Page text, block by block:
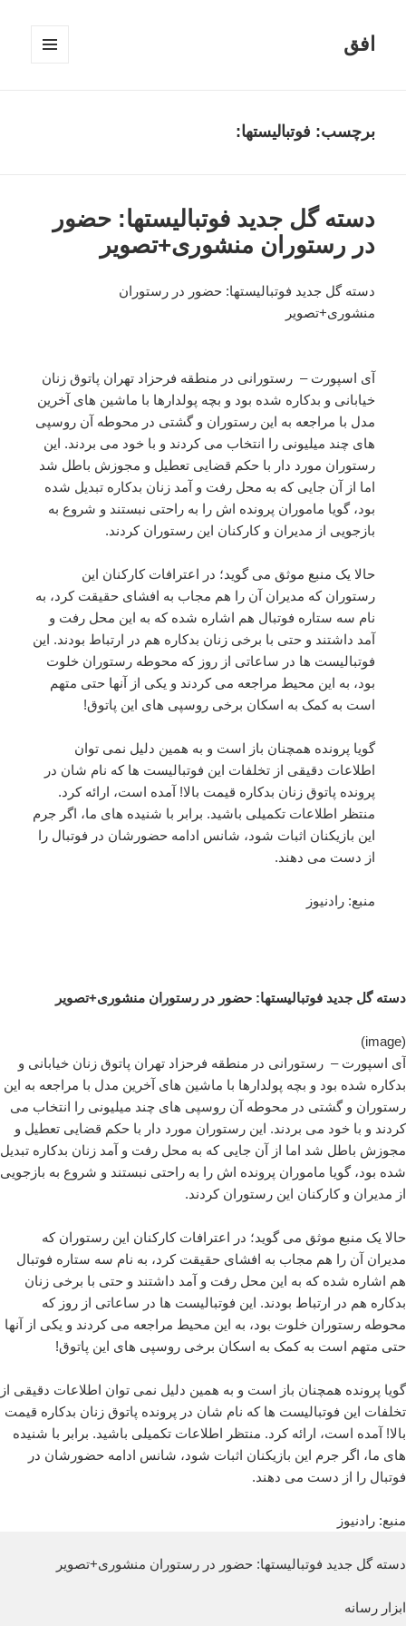
افق
برچسب: فوتبالیستها:
دسته گل جدید فوتبالیستها: حضور
در رستوران منشوری+تصویر
دسته گل جدید فوتبالیستها: حضور در رستوران
منشوری+تصویر
آی اسپورت – رستورانی در منطقه فرحزاد تهران پاتوق زنان
خیابانی و بدکاره شده بود و بچه پولدارها با ماشین های آخرین
مدل با مراجعه به این رستوران و گشتی در محوطه آن روسپی
های چند میلیونی را انتخاب می کردند و با خود می بردند. این
رستوران مورد دار با حکم قضایی تعطیل و مجوزش باطل شد
اما از آن جایی که به محل رفت و آمد زنان بدکاره تبدیل شده
بود، گویا ماموران پرونده اش را به راحتی نبستند و شروع به
بازجویی از مدیران و کارکنان این رستوران کردند.
حالا یک منبع موثق می گوید؛ در اعترافات کارکنان این
رستوران که مدیران آن را هم مجاب به افشای حقیقت کرد، به
نام سه ستاره فوتبال هم اشاره شده که به این محل رفت و
آمد داشتند و حتی با برخی زنان بدکاره هم در ارتباط بودند. این
فوتبالیست ها در ساعاتی از روز که محوطه رستوران خلوت
بود، به این محیط مراجعه می کردند و یکی از آنها حتی متهم
است به کمک به اسکان برخی روسپی های این پاتوق!
گویا پرونده همچنان باز است و به همین دلیل نمی توان
اطلاعات دقیقی از تخلفات این فوتبالیست ها که نام شان در
پرونده پاتوق زنان بدکاره قیمت بالا! آمده است، ارائه کرد.
منتظر اطلاعات تکمیلی باشید. برابر با شنیده های ما، اگر جرم
این بازیکنان اثبات شود، شانس ادامه حضورشان در فوتبال را
از دست می دهند.
منبع: رادنیوز
دسته گل جدید فوتبالیستها: حضور در رستوران منشوری+تصویر
(image)
آی اسپورت – رستورانی در منطقه فرحزاد تهران پاتوق زنان خیابانی و
بدکاره شده بود و بچه پولدارها با ماشین های آخرین مدل با مراجعه به این
رستوران و گشتی در محوطه آن روسپی های چند میلیونی را انتخاب می
کردند و با خود می بردند. این رستوران مورد دار با حکم قضایی تعطیل و
مجوزش باطل شد اما از آن جایی که به محل رفت و آمد زنان بدکاره تبدیل
شده بود، گویا ماموران پرونده اش را به راحتی نبستند و شروع به بازجویی
از مدیران و کارکنان این رستوران کردند.
حالا یک منبع موثق می گوید؛ در اعترافات کارکنان این رستوران که
مدیران آن را هم مجاب به افشای حقیقت کرد، به نام سه ستاره فوتبال
هم اشاره شده که به این محل رفت و آمد داشتند و حتی با برخی زنان
بدکاره هم در ارتباط بودند. این فوتبالیست ها در ساعاتی از روز که
محوطه رستوران خلوت بود، به این محیط مراجعه می کردند و یکی از آنها
حتی متهم است به کمک به اسکان برخی روسپی های این پاتوق!
گویا پرونده همچنان باز است و به همین دلیل نمی توان اطلاعات دقیقی از
تخلفات این فوتبالیست ها که نام شان در پرونده پاتوق زنان بدکاره قیمت
بالا! آمده است، ارائه کرد. منتظر اطلاعات تکمیلی باشید. برابر با شنیده
های ما، اگر جرم این بازیکنان اثبات شود، شانس ادامه حضورشان در
فوتبال را از دست می دهند.
منبع: رادنیوز
دسته گل جدید فوتبالیستها: حضور در رستوران منشوری+تصویر
ابزار رسانه